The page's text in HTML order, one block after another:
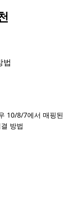
법
10/8/7에서 매핑된
방법